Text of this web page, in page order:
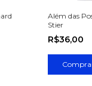
Além das
Stier
R$36,00